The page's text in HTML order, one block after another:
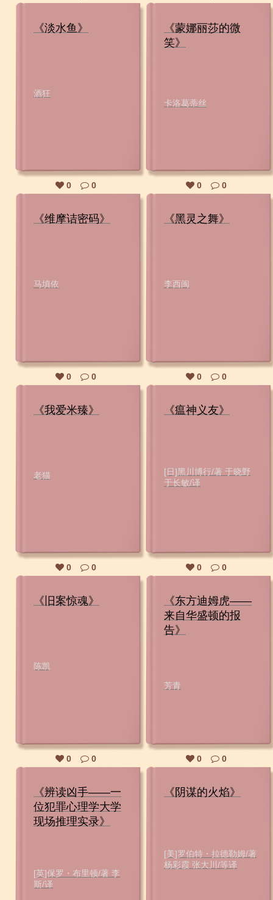
《淡水鱼》
酒狂
0 0
《蒙娜丽莎的微
笑》
卡洛葛蒂丝
0 0
《维摩诘密码》
马填依
0 0
《黑灵之舞》
李西闽
0 0
《我爱米臻》
老猫
0 0
《瘟神义友》
[日]黑川博行/著 于晓野
于长敏/译
0 0
《旧案惊魂》
陈凯
0 0
《东方迪姆虎――
来自华盛顿的报
告》
芳青
0 0
《辨读凶手――一
位犯罪心理学大学
现场推理实录》
[英]保罗・布里顿/著 李
斯/译
《阴谋的火焰》
[美]罗伯特・拉德勒姆/著
杨彩霞 张大川/等译